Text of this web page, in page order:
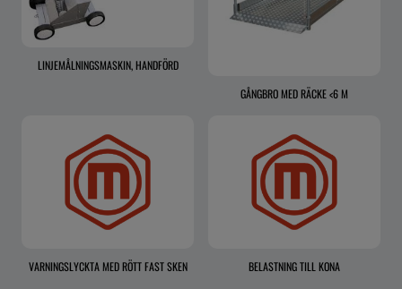
LINJEMÅLNINGSMASKIN, HANDFÖRD
GÅNGBRO MED RÄCKE <6 M
VARNINGSLYCKTA MED RÖTT FAST SKEN BELASTNING TILL KONA